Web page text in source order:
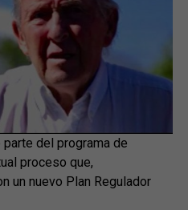
parte del programa de
proceso que,
un nuevo Plan Regulador